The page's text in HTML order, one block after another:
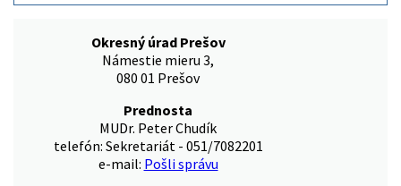
Okresný úrad Prešov
Námestie mieru 3,
080 01 Prešov
Prednosta
MUDr. Peter Chudík
telefón: Sekretariát - 051/7082201
e-mail: Pošli správu